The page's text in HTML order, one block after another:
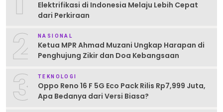
Elektrifikasi di Indonesia Melaju Lebih Cepat
dari Perkiraan
2 NASIONAL
Ketua MPR Ahmad Muzani Ungkap Harapan di
Penghujung Zikir dan Doa Kebangsaan
3 TEKNOLOGI
Oppo Reno 16 F 5G Eco Pack Rilis Rp7,999 Juta,
Apa Bedanya dari Versi Biasa?